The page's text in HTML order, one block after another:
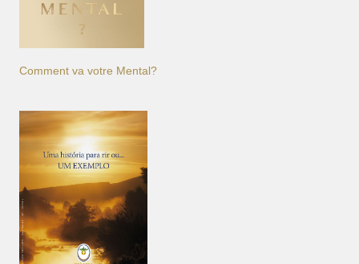
Comment va votre Mental?